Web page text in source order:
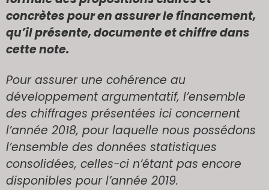
concrètes pour en assurer le financement,
qu’il présente, documente et chiffre dans
cette note.
Pour assurer une cohérence au
développement argumentatif, l’ensemble
des chiffrages présentées ici concernent
l’année 2018, pour laquelle nous possédons
l’ensemble des données statistiques
consolidées, celles-ci n’étant pas encore
disponibles pour l’année 2019.